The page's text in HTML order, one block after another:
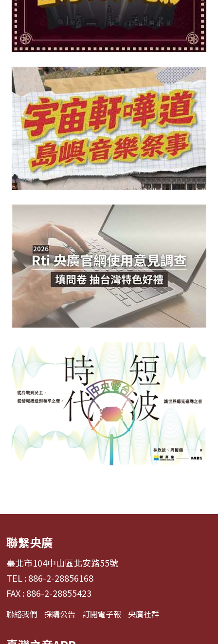
聯繫央廣
臺北市104中山區北安路55號
TEL : 886-2-28856168
FAX : 886-2-28855423
聯絡我們 採購公告 訂閱電子報 央廣社群